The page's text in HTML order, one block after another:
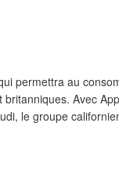
permettra au
Avec
le groupe